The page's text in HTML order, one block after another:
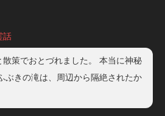
話
策でおとづれました。 本当に神秘
ぶきの滝は、周辺から隔絶されたか